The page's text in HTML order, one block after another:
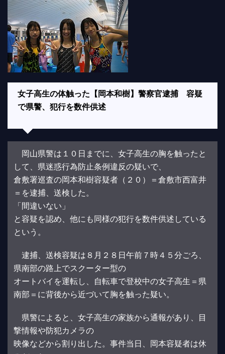
女子高生の体触った【岡本和樹】警察官逮捕 容疑
で県警、犯行を数件供述
岡山県警は１０日までに、女子高生の胸を触ったと
して、県迷惑行為防止条例違反の疑いで、
倉敷署巡査の岡本和樹容疑者（２０）＝倉敷市西富井
＝を逮捕、送検した。
「間違いない」
と容疑を認め、他にも同様の犯行を数件供述している
という。
逮捕、送検容疑は８月２８日午前７時４５分ごろ、
県南部の路上でスクーター型の
オートバイを運転し、自転車で登校中の女子高生＝県
南部＝に背後から近づいて胸を触った疑い。
県警によると、女子高生の家族から通報があり、目
撃情報や防犯カメラの
映像などから割り出した。事件当日、岡本容疑者は休